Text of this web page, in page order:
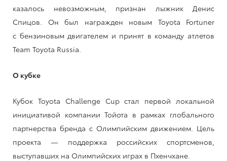
казалось невозможным, признан лыжник Денис
Спицов. Он был награжден новым Toyota Fortuner
с бензиновым двигателем и принят в команду атлетов
Team Toyota Russia.
О кубке
Кубок Toyota Challenge Cup стал первой локальной
инициативой компании Тойота в рамках глобального
партнерства бренда с Олимпийским движением. Цель
проекта — поддержка российских спортсменов,
выступавших на Олимпийских играх в Пхенчхане.